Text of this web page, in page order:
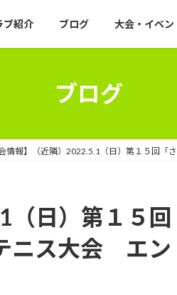
ブ紹介 ブログ 大会・イベン
ブログ
会情報】（近隣）2022.5.1（日）第１５回
（日）第１５回
ニス大会 エン